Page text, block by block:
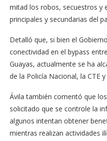
mitad los robos, secuestros y
principales y secundarias del
Detalló que, si bien el
conectividad en el bypass
Guayas, actualmente se ha
de la Policía Nacional, la CTE
Ávila también comentó que
solicitado que se controle la
algunos intentan obtener
mientras realizan actividades